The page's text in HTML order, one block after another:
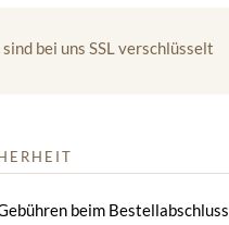
bei uns SSL verschlüsselt
beim Bestellabschluss